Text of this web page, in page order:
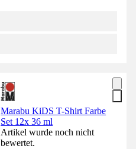
Marabu KiDS T-Shirt Farbe
Set 12x 36 ml
Artikel wurde noch nicht
bewertet.